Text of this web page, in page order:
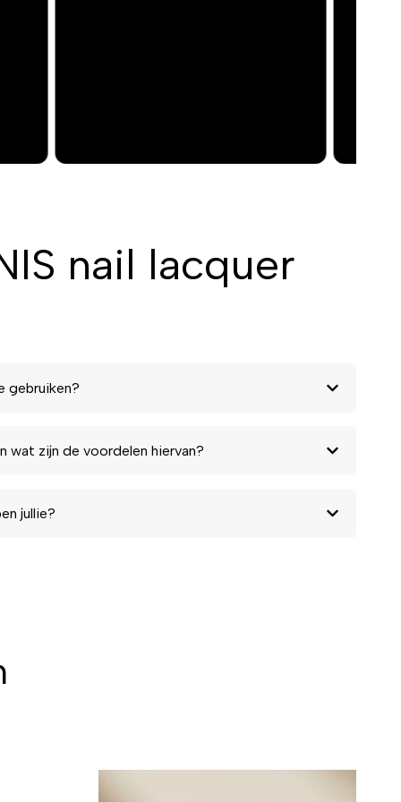
nail lacquer
gebruiken?
wat zijn de voordelen hiervan?
jullie?